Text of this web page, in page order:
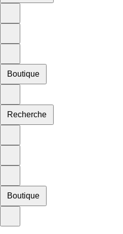
Boutique
Recherche
Boutique